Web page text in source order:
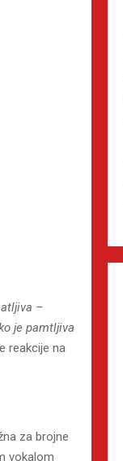
–
je pamtljiva
reakcije na
za brojne
vokalom